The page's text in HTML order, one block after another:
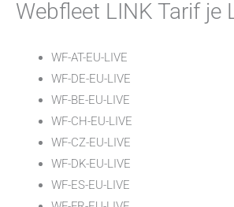
Webfleet LINK Tarif je
WF-AT-EU-LIVE
WF-DE-EU-LIVE
WF-BE-EU-LIVE
WF-CH-EU-LIVE
WF-CZ-EU-LIVE
WF-DK-EU-LIVE
WF-ES-EU-LIVE